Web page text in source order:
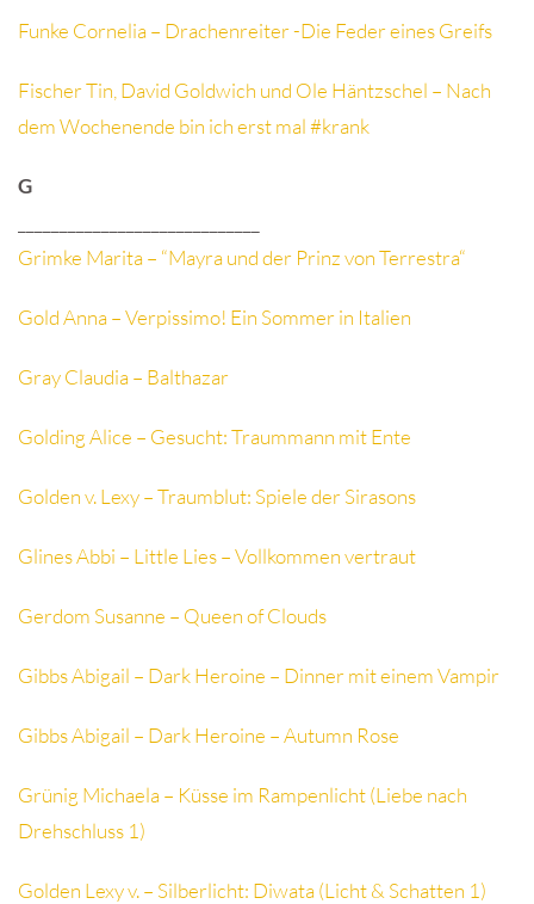
Funke Cornelia – Drachenreiter -Die Feder eines Greifs
Fischer Tin, David Goldwich und Ole Häntzschel – Nach
dem Wochenende bin ich erst mal #krank
G
Grimke Marita – “Mayra und der Prinz von Terrestra“
Gold Anna – Verpissimo! Ein Sommer in Italien
Gray Claudia – Balthazar
Golding Alice – Gesucht: Traummann mit Ente
Golden v. Lexy – Traumblut: Spiele der Sirasons
Glines Abbi – Little Lies – Vollkommen vertraut
Gerdom Susanne – Queen of Clouds
Gibbs Abigail – Dark Heroine – Dinner mit einem Vampir
Gibbs Abigail – Dark Heroine – Autumn Rose
Grünig Michaela – Küsse im Rampenlicht (Liebe nach
Drehschluss 1)
Golden Lexy v. – Silberlicht: Diwata (Licht & Schatten 1)